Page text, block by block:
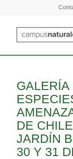
GALERÍA
DE
JARDÍN
30 Y 31